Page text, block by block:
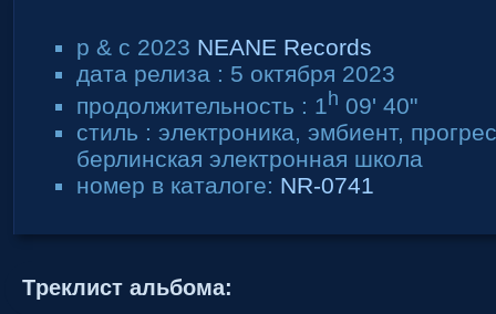
p & c 2023 NEANE Records
дата релиза : 5 октября 2023
продолжительность : 1h 09' 40"
стиль : электроника, эмбиент,
берлинская электронная школа
номер в каталоге: NR-0741
Tреклист альбома: